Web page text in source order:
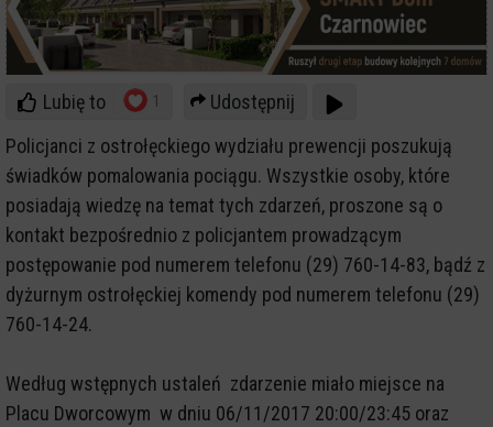
Lubię to 1
Udostępnij
Policjanci z ostrołęckiego wydziału prewencji poszukują
świadków pomalowania pociągu. Wszystkie osoby, które
posiadają wiedzę na temat tych zdarzeń, proszone są o
kontakt bezpośrednio z policjantem prowadzącym
postępowanie pod numerem telefonu (29) 760-14-83, bądź z
dyżurnym ostrołęckiej komendy pod numerem telefonu (29)
760-14-24.
Według wstępnych ustaleń zdarzenie miało miejsce na
Placu Dworcowym w dniu 06/11/2017 20:00/23:45 oraz